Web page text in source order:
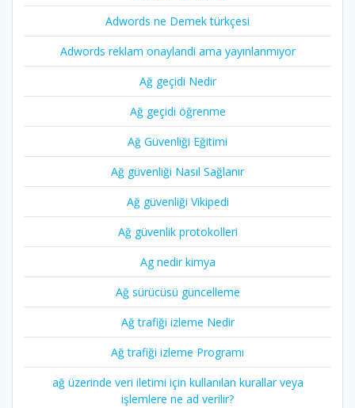
Adwords ne Demek türkçesi
Adwords reklam onaylandi ama yayınlanmıyor
Ağ geçidi Nedir
Ağ geçidi öğrenme
Ağ Güvenliği Eğitimi
Ağ güvenliği Nasıl Sağlanır
Ağ güvenliği Vikipedi
Ağ güvenlik protokolleri
Ag nedir kimya
Ağ sürücüsü güncelleme
Ağ trafiği izleme Nedir
Ağ trafiği izleme Programı
ağ üzerinde veri iletimi için kullanılan kurallar veya
işlemlere ne ad verilir?